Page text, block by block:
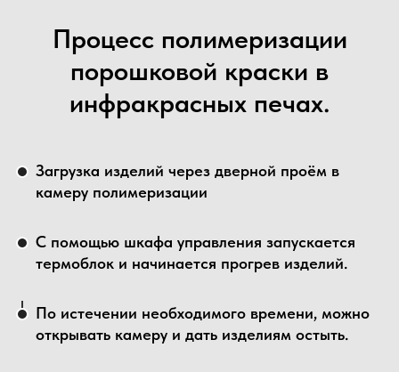
Процесс полимеризации
порошковой краски в
инфракрасных печах.
Загрузка изделий через дверной проём в
камеру полимеризации
С помощью шкафа управления запускается
термоблок и начинается прогрев изделий.
По истечении необходимого времени, можно
открывать камеру и дать изделиям остыть.